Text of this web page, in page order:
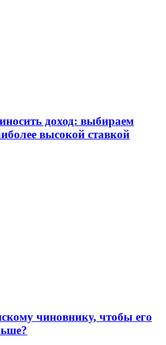
доход: выбираем
высокой ставкой
чиновнику, чтобы его